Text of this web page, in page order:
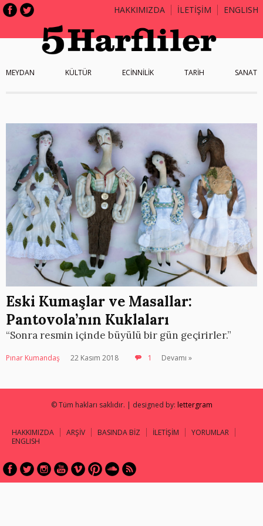
HAKKIMIZDA İLETİŞİM ENGLISH
MEYDAN KÜLTÜR ECİNNİLİK TARİH SANAT
Eski Kumaşlar ve Masallar:
Pantovola’nın Kuklaları
“Sonra resmin içinde büyülü bir gün geçirirler.”
Pınar Kumandaş 22 Kasım 2018 1 Devamı »
© Tüm hakları saklıdır. | designed by: lettergram
HAKKIMIZDA ARŞİV BASINDA BİZ İLETİŞİM
YORUMLAR
ENGLISH